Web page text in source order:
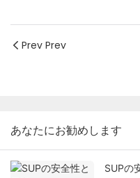
Prev Prev
あなたにお勧めします
SUPの